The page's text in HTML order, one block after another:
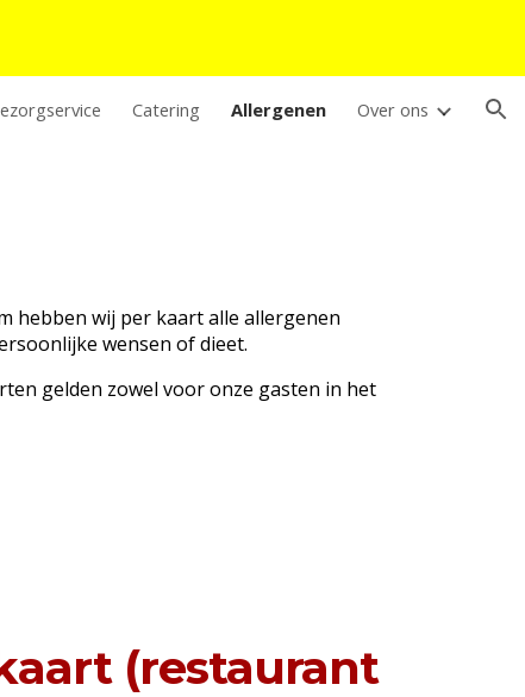
Catering Allergenen Over ons
hebben wij per kaart alle allergenen
wensen of dieet.
gelden zowel voor onze gasten in het
(restaurant